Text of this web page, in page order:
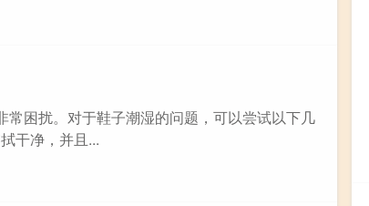
困扰。对于鞋子潮湿的问题，可以尝试以下几
干净，并且...